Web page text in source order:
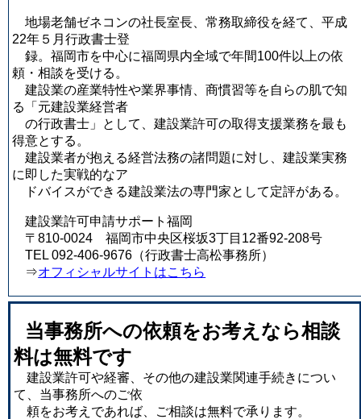
地場老舗ゼネコンの社長室長、常務取締役を経て、平成
22年５月行政書士登
録。福岡市を中心に福岡県内全域で年間100件以上の依
頼・相談を受ける。
建設業の産業特性や業界事情、商慣習等を自らの肌で知
る「元建設業経営者
の行政書士」として、建設業許可の取得支援業務を最も
得意とする。
建設業者が抱える経営法務の諸問題に対し、建設業実務
に即した実戦的なア
ドバイスができる建設業法の専門家として定評がある。
建設業許可申請サポート福岡
〒810-0024 福岡市中央区桜坂3丁目12番92-208号
TEL 092-406-9676（行政書士高松事務所）
⇒オフィシャルサイトはこちら
当事務所への依頼をお考えなら相談
料は無料です
建設業許可や経審、その他の建設業関連手続きについ
て、当事務所へのご依
頼をお考えであれば、ご相談は無料で承ります。